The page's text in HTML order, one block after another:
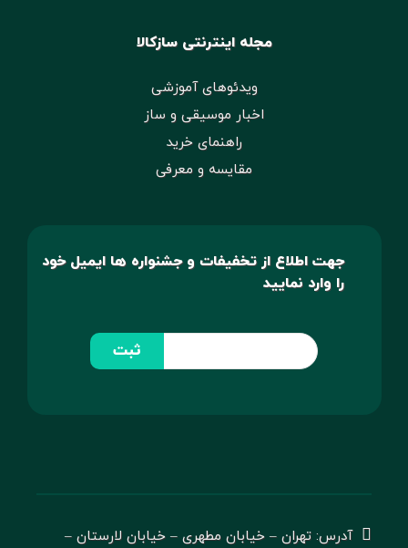
مجله اینترنتی سازکالا
ویدئوهای آموزشی
اخبار موسیقی و ساز
راهنمای خرید
مقایسه و معرفی
جهت اطلاع از تخفیفات و جشنواره ها ایمیل خود
را وارد نمایید
ثبت
آدرس: تهران – خیابان مطهری – خیابان لارستان –